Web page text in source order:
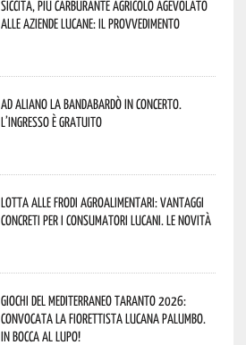
Siccità, più carburante agricolo agevolato
alle aziende lucane: il provvedimento
Ad Aliano la Bandabardò in concerto.
L’ingresso è gratuito
Lotta alle frodi agroalimentari: vantaggi
concreti per i consumatori lucani. Le novità
Giochi del Mediterraneo Taranto 2026:
convocata la fiorettista lucana Palumbo.
In bocca al lupo!